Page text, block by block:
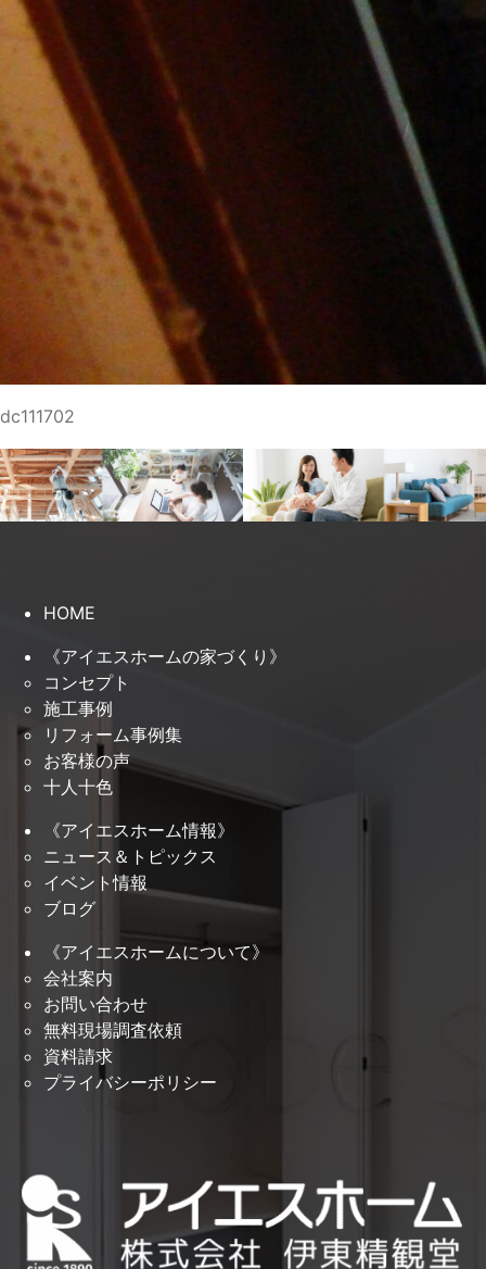
dc111702
HOME
《アイエスホームの家づくり》
コンセプト
施工事例
リフォーム事例集
お客様の声
十人十色
《アイエスホーム情報》
ニュース＆トピックス
イベント情報
ブログ
《アイエスホームについて》
会社案内
お問い合わせ
無料現場調査依頼
資料請求
プライバシーポリシー